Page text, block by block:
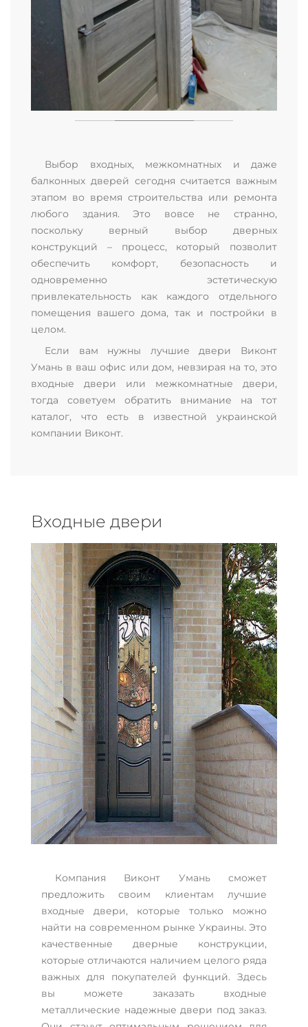
Выбор входных, межкомнатных и даже
балконных дверей сегодня считается важным
этапом во время строительства или ремонта
любого здания. Это вовсе не странно,
поскольку верный выбор дверных
конструкций – процесс, который позволит
обеспечить комфорт, безопасность и
одновременно эстетическую
привлекательность как каждого отдельного
помещения вашего дома, так и постройки в
целом.
Если вам нужны лучшие двери Виконт
Умань в ваш офис или дом, невзирая на то, это
входные двери или межкомнатные двери,
тогда советуем обратить внимание на тот
каталог, что есть в известной украинской
компании Виконт.
Входные двери
Компания Виконт Умань сможет
предложить своим клиентам лучшие
входные двери, которые только можно
найти на современном рынке Украины. Это
качественные дверные конструкции,
которые отличаются наличием целого ряда
важных для покупателей функций. Здесь
вы можете заказать входные
металлические надежные двери под заказ.